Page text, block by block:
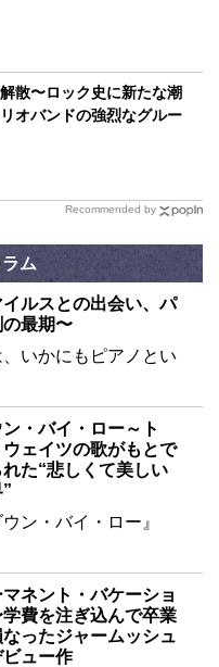
散〜ロック史に新たな潮
オバンドの強烈なグルー
Recommended by
ム
ルスとの出会い、パ
最期〜
いかにもピアノとい
ン・バイ・ロー～ト
ウェイツの歌がもとで
た“悲しくて美しい
ウン・バイ・ロー』
ネント・バケーショ
学費を注ぎ込んで卒業
なったジャームッシュ
ュー作